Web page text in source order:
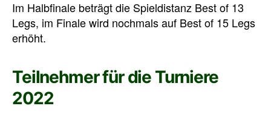
Im Halbfinale beträgt die Spieldistanz Best of 13
Legs, im Finale wird nochmals auf Best of 15 Legs
erhöht.
Teilnehmer für die Turniere
2022